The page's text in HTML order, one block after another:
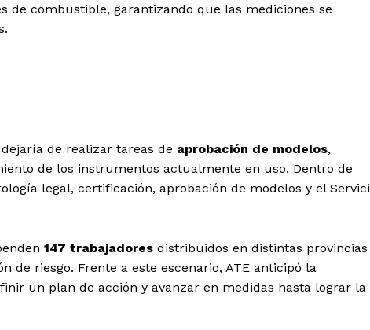
de combustible, garantizando que las mediciones se
de realizar tareas de aprobación de modelos,
de los instrumentos actualmente en uso. Dentro de
legal, certificación, aprobación de modelos y el
147 trabajadores distribuidos en distintas provincias
de riesgo. Frente a este escenario, ATE anticipó la
un plan de acción y avanzar en medidas hasta lograr la